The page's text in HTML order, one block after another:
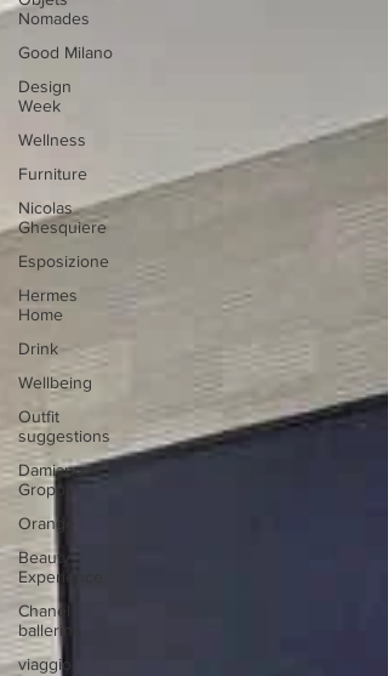
Nomades
Good Milano
Design
Week
Wellness
Furniture
Nicolas
Ghesquiere
Esposizione
Hermes
Home
Drink
Wellbeing
Outfit
suggestions
Damiano
Groppi
Orange
Beauty
Experience
Chanel
ballerina
viaggio